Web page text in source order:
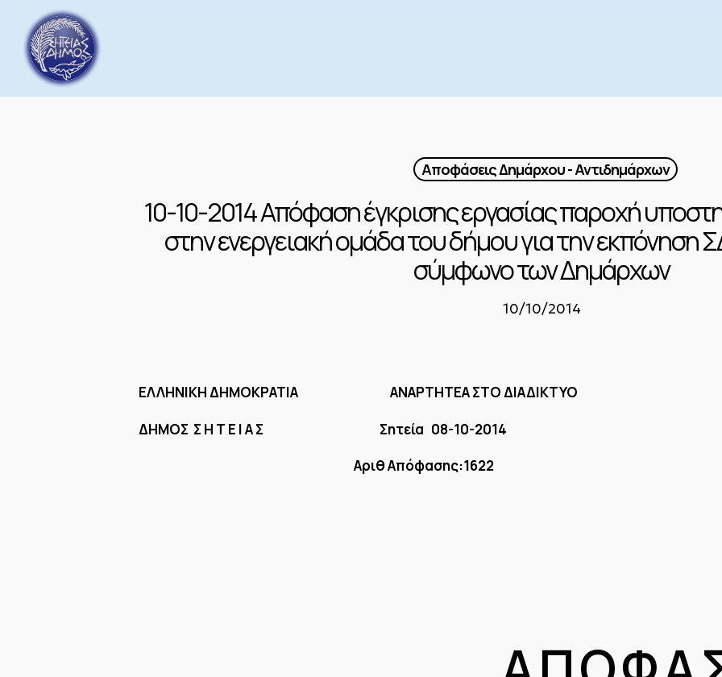
main
content
Αποφάσεις Δημάρχου - Αντιδημάρχων
10-10-2014 Απόφαση έγκρισης εργασίας παροχή
στην ενεργειακή ομάδα του δήμου για την εκπόνηση
σύμφωνο των Δημάρχων
10/10/2014
ΕΛΛΗΝΙΚΗ ΔΗΜΟΚΡΑΤΙΑ ΑΝΑΡΤΗΤΕΑ ΣΤΟ ΔΙΑΔΙΚΤΥΟ
ΔΗΜΟΣ Σ Η Τ Ε Ι Α Σ Σητεία 08-10-2014
Αριθ Απόφασης:1622